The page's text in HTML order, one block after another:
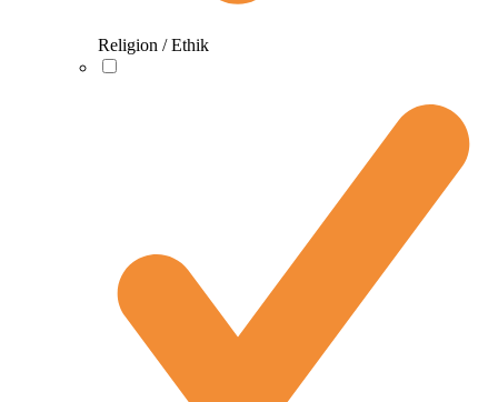
Religion / Ethik